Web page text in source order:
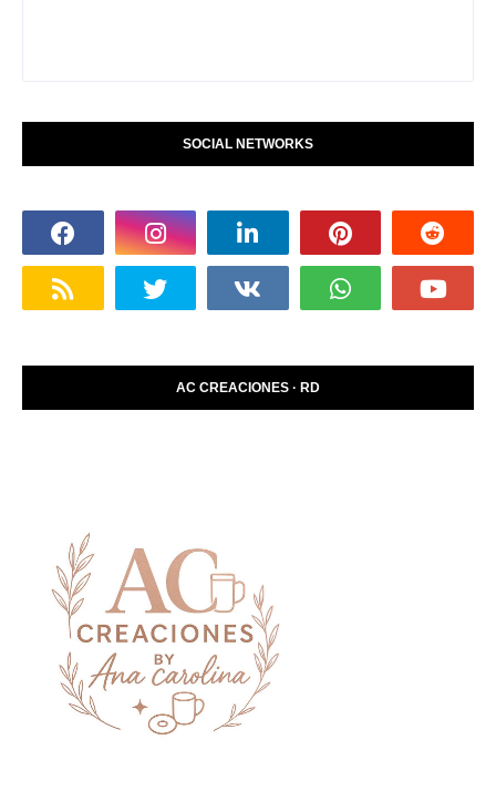
SOCIAL NETWORKS
AC CREACIONES · RD